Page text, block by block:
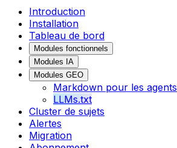
Introduction
Installation
Tableau de bord
Modules fonctionnels
Modules IA
Modules GEO
Markdown pour les agents
LLMs.txt
Cluster de sujets
Alertes
Migration